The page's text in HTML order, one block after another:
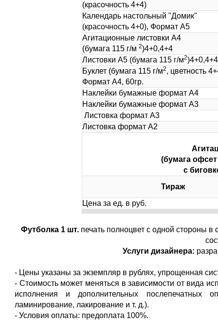
(красочность 4+4)
Календарь настольный "Домик"
(красочность 4+0), Формат А5
Агитационные листовки А4
(бумага 115 г/м 2)4+0,4+4
Листовки А5 (бумага 115 г/м2)4+0,4+4
Буклет (бумага 115 г/м2, цветность
Формат А4, 60гр.
Наклейки бумажные формат А4
Наклейки бумажные формат А3
Листовка формат А3
Листовка формат А2
(бумага офсет
с
Тираж
Цена за ед. в руб.
Футболка 1 шт. печать полноцвет с одной стороны
Услуги дизайнера:
- Цены указаны за экземпляр в рублях, упрощенная
- Стоимость может меняться в зависимости от вида
исполнения и дополнительных послепечатных
ламинирование, лакирование и т. д.).
- Условия оплаты: предоплата 100%.